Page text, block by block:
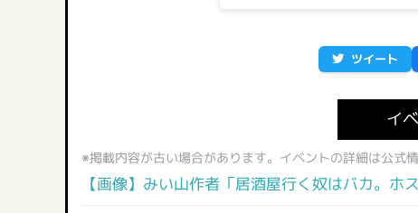
ツイート
イ
※掲載内容が古い場合があります。イベントの詳細は公式
【画像】みい山作者「居酒屋行く奴はバカ。